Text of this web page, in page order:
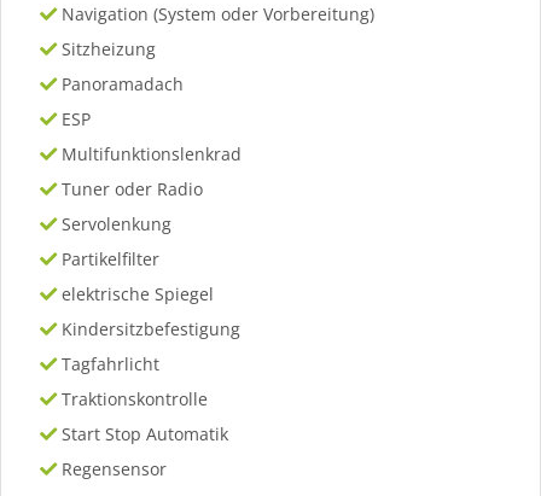
Navigation (System oder Vorbereitung)
Sitzheizung
Panoramadach
ESP
Multifunktionslenkrad
Tuner oder Radio
Servolenkung
Partikelfilter
elektrische Spiegel
Kindersitzbefestigung
Tagfahrlicht
Traktionskontrolle
Start Stop Automatik
Regensensor